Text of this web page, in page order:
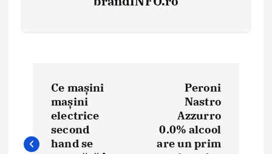
i
Ce mașini
mașini
electrice
second
hand se
Peroni
Nastro
Azzurro
0.0% alcool
are un prim